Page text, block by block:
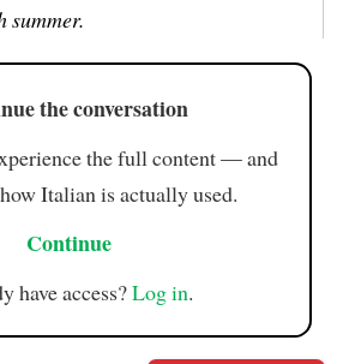
summer.
the conversation
the full content — and
Italian is actually used.
Continue
have access?Log in.